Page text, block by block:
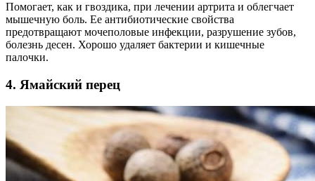
Помогает, как и гвоздика, при лечении артрита и облегчает
мышечную боль. Ее антибиотические свойства
предотвращают мочеполовые инфекции, разрушение зубов,
болезнь десен. Хорошо удаляет бактерии и кишечные
палочки.
4. Ямайский перец